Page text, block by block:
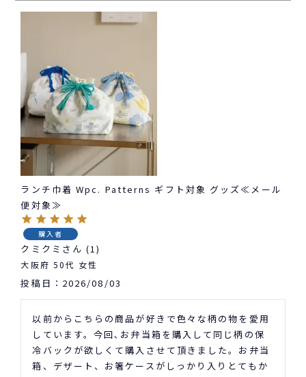
ランチ巾着 Wpc. Patterns ギフト対象 グッズ≪メール
便対象≫
購入者
クミクミ 1
大阪府 50代 女性
投稿日 2026/08/03
以前からこちらの商品が好きで色々な柄の物を愛用
しています。今回､お弁当箱を購入して同じ柄の保
冷バックが欲しくて購入させて頂きました。お弁当
箱、デザート、お箸ケースがしっかり入りとてもか